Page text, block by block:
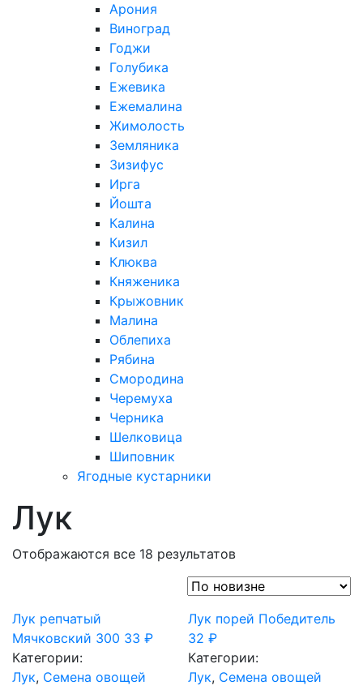
Арония
Виноград
Годжи
Голубика
Ежевика
Ежемалина
Жимолость
Земляника
Зизифус
Ирга
Йошта
Калина
Кизил
Клюква
Княженика
Крыжовник
Малина
Облепиха
Рябина
Смородина
Черемуха
Черника
Шелковица
Шиповник
Ягодные кустарники
Лук
Отображаются все 18 результатов
Лук репчатый
Мячковский 300 33 ₽
Категории:
Лук, Семена овощей
Лук порей Победитель
32₽
Категории:
Лук, Семена овощей